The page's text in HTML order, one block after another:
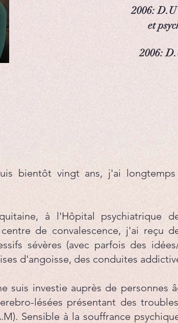
2006: D.U
et
2006:
bientôt vingt ans, j'ai
à l'Hôpital psychiatrique
de convalescence, j'ai reçu
sévères (avec parfois des
d'angoisse, des conduites
suis investie auprès de personnes
lésées présentant des
Sensible à la souffrance